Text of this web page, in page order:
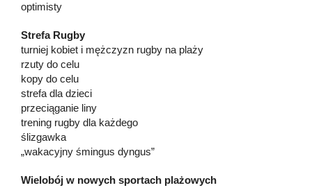
optimisty
Strefa Rugby
turniej kobiet i mężczyzn rugby na plaży
rzuty do celu
kopy do celu
strefa dla dzieci
przeciąganie liny
trening rugby dla każdego
ślizgawka
„wakacyjny śmingus dyngus”
Wielobój w nowych sportach plażowych